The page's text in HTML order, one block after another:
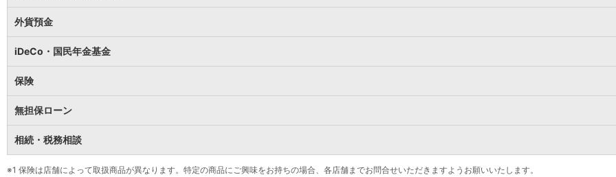
就業不能保険
海外旅行保険
国内旅行傷害保険
スマホ保険
傷害保険
介護保険
カード
クレジットカード
デビットカード
インターネットバンキング
外貨預金
iDeCo・国民年金基金
保険
無担保ローン
相続・税務相談
※1 保険は店舗によって取扱商品が異なります。特定の商品にご興味をお持ちの場合、各店舗までお問合せいただきますようお願いいたします。